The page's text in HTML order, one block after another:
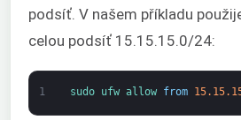
podsíť. V našem příkladu
celou podsíť 15.15.15.0/24:
1 sudo ufw allow from